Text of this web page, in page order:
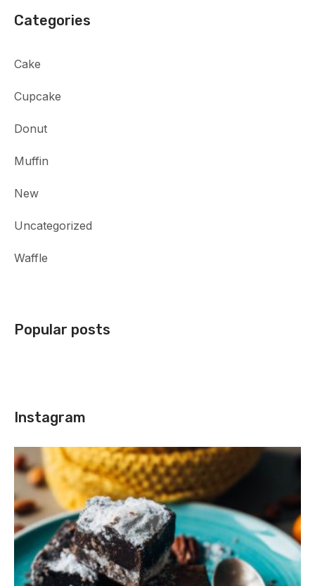
Categories
Cake
Cupcake
Donut
Muffin
New
Uncategorized
Waffle
Popular posts
Instagram